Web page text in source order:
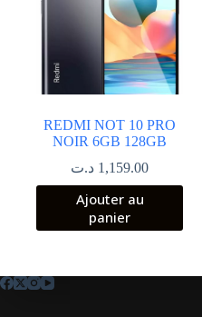
REDMI NOT 10 PRO
NOIR 6GB 128GB
1,159.00 د.ت
Ajouter au
panier